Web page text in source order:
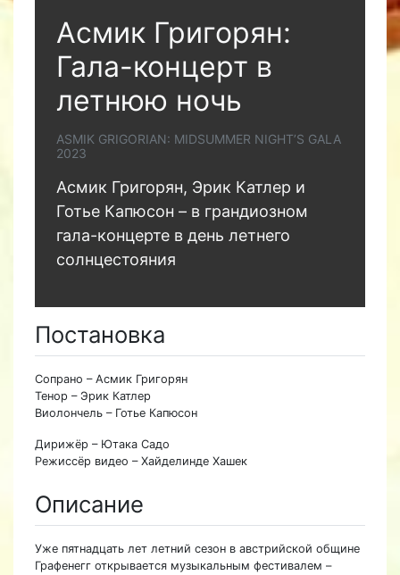
Асмик Григорян:
Гала-концерт в
летнюю ночь
ASMIK GRIGORIAN: MIDSUMMER NIGHT’S GALA
2023
Асмик Григорян, Эрик Катлер и
Готье Капюсон – в грандиозном
гала-концерте в день летнего
солнцестояния
Постановка
Сопрано – Асмик Григорян
Тенор – Эрик Катлер
Виолончель – Готье Капюсон
Дирижёр – Ютака Садо
Режиссёр видео – Хайделинде Хашек
Описание
Уже пятнадцать лет летний сезон в австрийской общине
Графенегг открывается музыкальным фестивалем –